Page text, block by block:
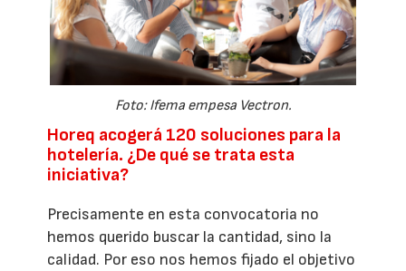
Foto: Ifema empesa Vectron.
Horeq acogerá 120 soluciones para la
hotelería. ¿De qué se trata esta
iniciativa?
Precisamente en esta convocatoria no
hemos querido buscar la cantidad, sino la
calidad. Por eso nos hemos fijado el objetivo